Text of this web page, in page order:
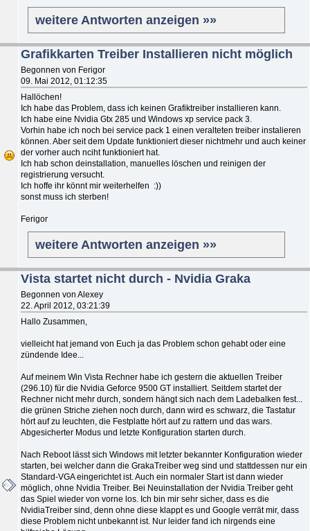
weitere Antworten anzeigen »»
Grafikkarten Treiber Installieren nicht möglich
Begonnen von Ferigor
09. Mai 2012, 01:12:35
Hallöchen!
Ich habe das Problem, dass ich keinen Grafiktreiber installieren kann.
Ich habe eine Nvidia Gtx 285 und Windows xp service pack 3.
Vorhin habe ich noch bei service pack 1 einen veralteten treiber instalieren
können. Aber seit dem Update funktioniert dieser nichtmehr und auch keiner
der vorher auch nciht funktioniert hat.
Ich hab schon deinstallation, manuelles löschen und reinigen der
registrierung versucht.
Ich hoffe ihr könnt mir weiterhelfen :))
sonst muss ich sterben!
Ferigor
weitere Antworten anzeigen »»
Vista startet nicht durch - Nvidia Graka
Begonnen von Alexey
22. April 2012, 03:21:39
Hallo Zusammen,
vielleicht hat jemand von Euch ja das Problem schon gehabt oder eine
zündende Idee...
Auf meinem Win Vista Rechner habe ich gestern die aktuellen Treiber
(296.10) für die Nvidia Geforce 9500 GT installiert. Seitdem startet der
Rechner nicht mehr durch, sondern hängt sich nach dem Ladebalken fest...
die grünen Striche ziehen noch durch, dann wird es schwarz, die Tastatur
hört auf zu leuchten, die Festplatte hört auf zu rattern und das wars.
Abgesicherter Modus und letzte Konfiguration starten durch.
Nach Reboot lässt sich Windows mit letzter bekannter Konfiguration wieder
starten, bei welcher dann die GrakaTreiber weg sind und stattdessen nur ein
Standard-VGA eingerichtet ist. Auch ein normaler Start ist dann wieder
möglich, ohne Nvidia Treiber. Bei Neuinstallation der Nvidia Treiber geht
das Spiel wieder von vorne los. Ich bin mir sehr sicher, dass es die
NvidiaTreiber sind, denn ohne diese klappt es und Google verrät mir, dass
diese Problem nicht unbekannt ist. Nur leider fand ich nirgends eine